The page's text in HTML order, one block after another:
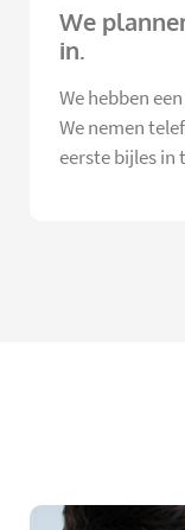
We
in.
We hebben
We nemen
eerste bijles in